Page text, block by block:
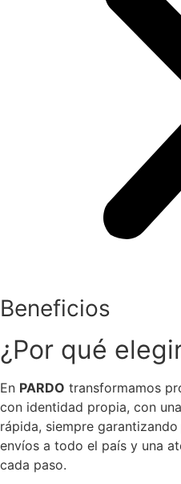
Beneficios
¿Por qué
En PARDO transformamos
con identidad propia, con
rápida, siempre
envíos a todo el país y una
cada paso.